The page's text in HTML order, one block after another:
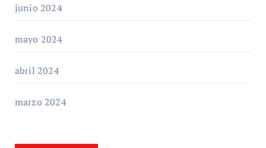
junio 2024
mayo 2024
abril 2024
marzo 2024